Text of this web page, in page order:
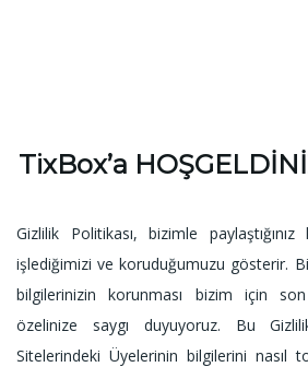
TixBox’a
Gizlilik Politikası, bizimle
işlediğimizi ve koruduğumuzu gösterir.
bilgilerinizin korunması bizim için
özelinize saygı duyuyoruz. Bu
Sitelerindeki Üyelerinin bilgilerini nasıl